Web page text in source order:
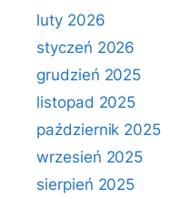
luty 2026
styczeń 2026
grudzień 2025
listopad 2025
październik 2025
wrzesień 2025
sierpień 2025